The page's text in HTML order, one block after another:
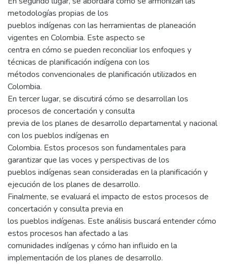
metodologías propias de los
pueblos indígenas con las herramientas de planeación
vigentes en Colombia. Este aspecto se
centra en cómo se pueden reconciliar los enfoques y
técnicas de planificación indígena con los
métodos convencionales de planificación utilizados en
Colombia.
En tercer lugar, se discutirá cómo se desarrollan los
procesos de concertación y consulta
previa de los planes de desarrollo departamental y nacional
con los pueblos indígenas en
Colombia. Estos procesos son fundamentales para
garantizar que las voces y perspectivas de los
pueblos indígenas sean consideradas en la planificación y
ejecución de los planes de desarrollo.
Finalmente, se evaluará el impacto de estos procesos de
concertación y consulta previa en
los pueblos indígenas. Este análisis buscará entender cómo
estos procesos han afectado a las
comunidades indígenas y cómo han influido en la
implementación de los planes de desarrollo.